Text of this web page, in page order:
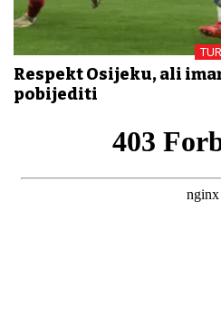
Respekt Osijeku, ali
pobijediti